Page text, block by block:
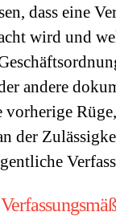
dass eine
wird und
andere
der